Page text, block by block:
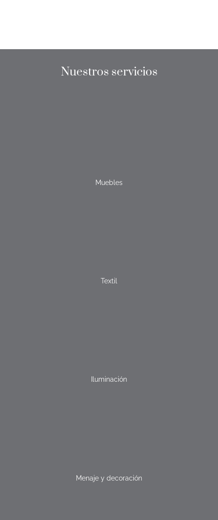
Nuestros servicios
Muebles
Textil
Iluminación
Menaje y decoración